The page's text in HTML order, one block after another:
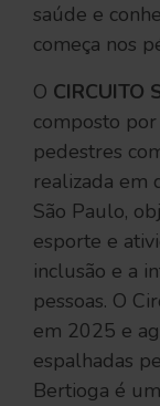
saúde e
começa nos
O CIRCUITO
composto
pedestres
realizada em
São Paulo,
esporte e
inclusão e a
pessoas. O
em 2025 e
espalhadas
Bertioga é